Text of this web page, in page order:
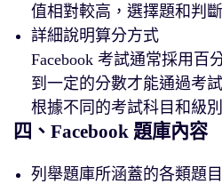
值相對較高，選擇題和判
詳細說明算分方式
Facebook 考試通常採用百
到一定的分數才能通過考
根據不同的考試科目和級
四、Facebook 題庫內容
列舉題庫所涵蓋的各類題